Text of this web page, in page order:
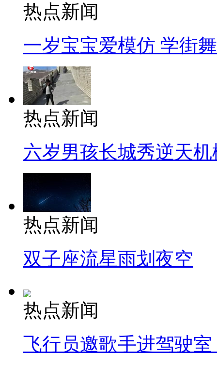
热点新闻
一岁宝宝爱模仿 学街
热点新闻
六岁男孩长城秀逆天机
热点新闻
双子座流星雨划夜空
热点新闻
飞行员邀歌手进驾驶